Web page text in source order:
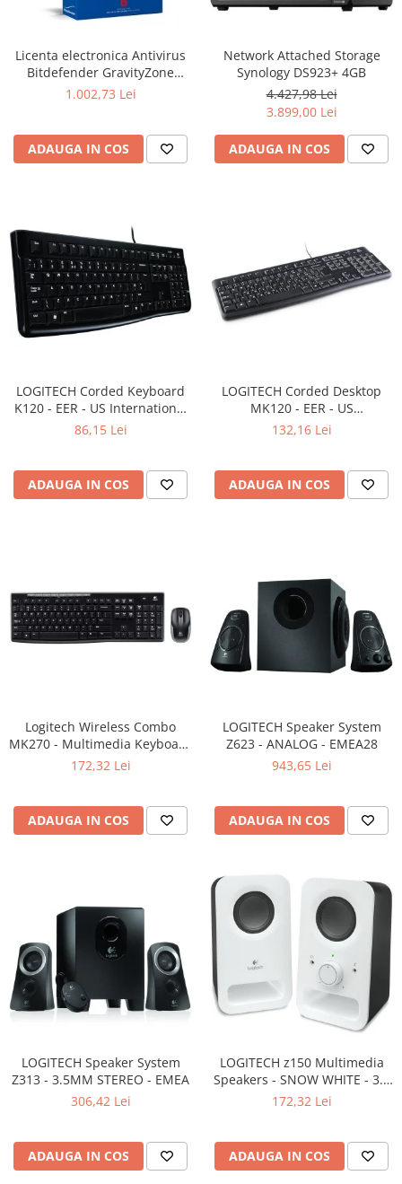
Smartphone IPhone
Casti
Mouse Pad
USB Hub
Licenta electronica Antivirus
Bitdefender GravityZone
Business Security, 5 useri, 2
1.002,73 Lei
ADAUGA IN COS
Network Attached Storage
Synology DS923+ 4GB
4.427,98 Lei
3.899,00 Lei
ADAUGA IN COS
LOGITECH Corded Keyboard
K120 - EER - US International
layout
86,15 Lei
ADAUGA IN COS
LOGITECH Corded Desktop
MK120 - EER - US
International layout
132,16 Lei
ADAUGA IN COS
Logitech Wireless Combo
MK270 - Multimedia Keyboard
+ Mouse, Black
172,32 Lei
ADAUGA IN COS
LOGITECH Speaker System
Z623 - ANALOG - EMEA28
943,65 Lei
ADAUGA IN COS
LOGITECH Speaker System
Z313 - 3.5MM STEREO - EMEA
306,42 Lei
ADAUGA IN COS
LOGITECH z150 Multimedia
Speakers - SNOW WHITE - 3.5
MM - EU
172,32 Lei
ADAUGA IN COS